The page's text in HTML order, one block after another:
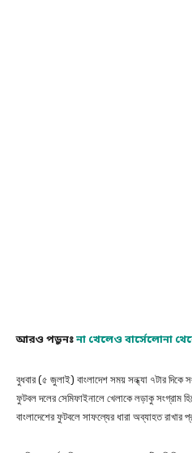
আরও পড়ুনঃনা খেলেও বার্সেলোনা
বুধবার (৫ জুলাই) বাংলাদেশ সময় সন্ধ্যা ৭টার দিকে
ফুটবল দলের সেমিফাইনালে খেলাকে লড়াকু সংগ্রাম
বাংলাদেশের ফুটবলে সাফল্যের ধারা অব্যাহত রাখার